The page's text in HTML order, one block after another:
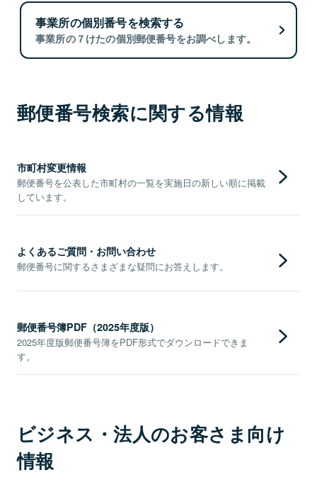
事業所の個別番号を検索する
事業所の７けたの個別郵便番号をお調べします。
郵便番号検索に関する情報
市町村変更情報
郵便番号を公表した市町村の一覧を実施日の新しい順に掲載
しています。
よくあるご質問・お問い合わせ
郵便番号に関するさまざまな疑問にお答えします。
郵便番号簿PDF（2025年度版）
2025年度版郵便番号簿をPDF形式でダウンロードできま
す。
ビジネス・法人のお客さま向け
情報